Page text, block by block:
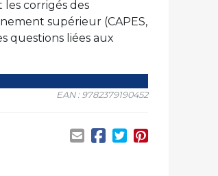
les corrigés des
supérieur (CAPES,
questions liées aux
EAN : 9782379190452